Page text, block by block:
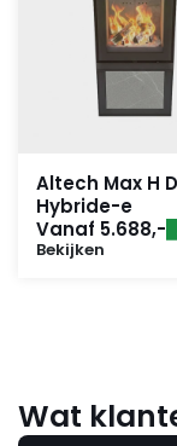
Altech Max H
Hybride-e
Vanaf 5.688,-
Bekijken
Wat